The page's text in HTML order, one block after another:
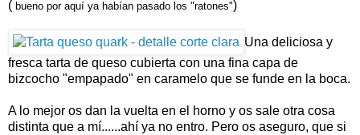
( bueno por aquí ya habían pasado los "ratones")
Una deliciosa y
fresca tarta de queso cubierta con una fina capa de
bizcocho "empapado" en caramelo que se funde en la boca.
A lo mejor os dan la vuelta en el horno y os sale otra cosa
distinta que a mí......ahí ya no entro. Pero os aseguro, que si